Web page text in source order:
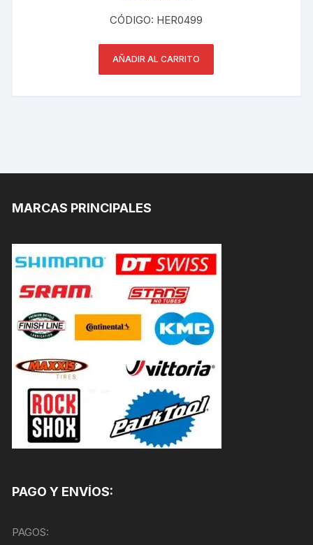
CÓDIGO: HER0499
AÑADIR AL CARRITO
MARCAS PRINCIPALES
PAGO Y ENVÍOS:
PAGOS: